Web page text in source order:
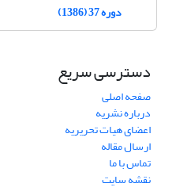
دوره 37 (1386)
دسترسی سریع
صفحه اصلی
درباره نشریه
اعضای هیات تحریریه
ارسال مقاله
تماس با ما
نقشه سایت